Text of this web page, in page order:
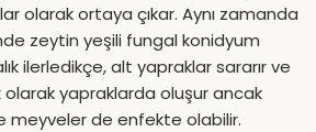
olarak ortaya çıkar. Aynı zamanda
zeytin yeşili fungal konidyum
ilerledikçe, alt yapraklar sararır ve
olarak yapraklarda oluşur ancak
meyveler de enfekte olabilir.